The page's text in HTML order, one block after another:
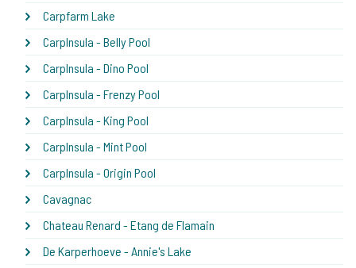
Carpfarm Lake
CarpInsula - Belly Pool
CarpInsula - Dino Pool
CarpInsula - Frenzy Pool
CarpInsula - King Pool
CarpInsula - Mint Pool
CarpInsula - Origin Pool
Cavagnac
Chateau Renard - Etang de Flamain
De Karperhoeve - Annie's Lake